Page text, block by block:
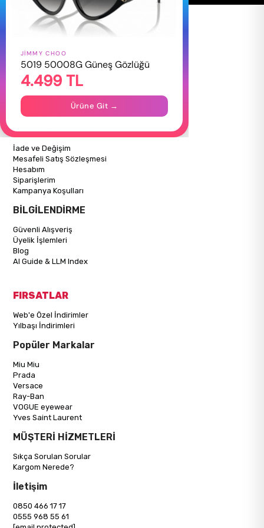
HAKKIMIZDA
Hakkımızda
Gizlilik Politikası
İletişim
Mağazalarımız
ALIŞVERİŞ BİLGİLERİ
İade ve Değişim
Mesafeli Satış Sözleşmesi
Hesabım
Siparişlerim
Kampanya Koşulları
BİLGİLENDİRME
Güvenli Alışveriş
Üyelik İşlemleri
Blog
AI Guide & LLM Index
FIRSATLAR
Web'e Özel İndirimler
Yılbaşı İndirimleri
Popüler Markalar
Miu Miu
Prada
Versace
Ray-Ban
VOGUE eyewear
Yves Saint Laurent
MÜŞTERİ HİZMETLERİ
Sıkça Sorulan Sorular
Kargom Nerede?
İletişim
0850 466 17 17
0555 968 55 61
JIMMY CHOO
5019 50008G Güneş Gözlüğü
4.499 TL
Ürüne Git →